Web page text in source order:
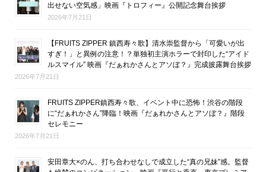
出せない空気感」映画『トロフィー』公開記念舞台挨拶
2026年7月21日
【FRUITS ZIPPER 鎮西寿々歌】清水崇監督から「可愛いが出
すぎ！」と異例の注意！？単独初主演ホラーで封印した“アイド
ルスマイル” 映画『だぁれかさんとアソぼ？』完成披露舞台挨拶
2026年7月21日
FRUITS ZIPPER鎮西寿々歌、イベント中に恐怖！渋谷の階段
に“だぁれかさん”降臨！映画『だぁれかさんとアソぼ？』階段
セレモニー
2026年7月21日
安田章大×のん、打ち合わせなしで成立した“真の兄妹”感。監督